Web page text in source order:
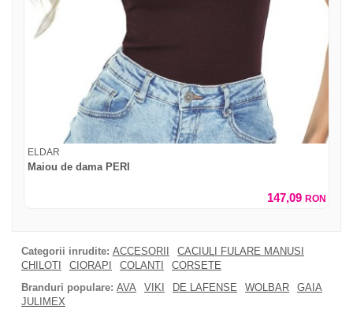
ELDAR
Maiou de dama PERI
147,09 RON
Categorii inrudite: ACCESORII
CACIULI FULARE MANUSI
CHILOTI
CIORAPI COLANTI
CORSETE
Branduri populare: AVA VIKI DE LAFENSE WOLBAR
GAIA
JULIMEX